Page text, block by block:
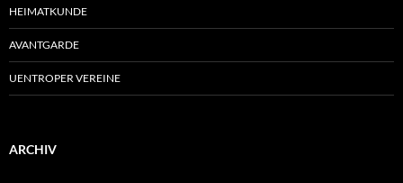
HEIMATKUNDE
AVANTGARDE
UENTROPER VEREINE
ARCHIV